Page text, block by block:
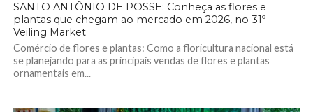
SANTO ANTÔNIO DE POSSE: Conheça as flores e
plantas que chegam ao mercado em 2026, no 31º
Veiling Market
Comércio de flores e plantas: Como a floricultura nacional está
se planejando para as principais vendas de flores e plantas
ornamentais em...